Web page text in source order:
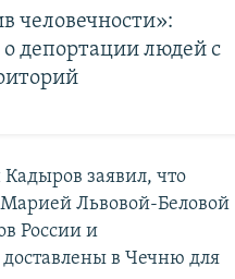
человечности»:
депортации людей с
Кадыров заявил, что
Львовой-Беловой
России и
в Чечню для